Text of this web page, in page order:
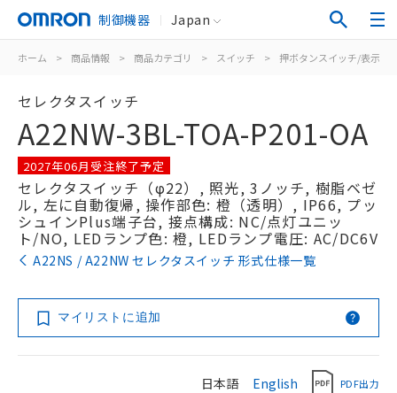
制御機器 Japan
ホーム > 商品情報 > 商品カテゴリ > スイッチ > 押ボタンスイッチ/表示灯
セレクタスイッチ
A22NW-3BL-TOA-P201-OA
2027年06月受注終了予定
セレクタスイッチ（φ22）, 照光, 3ノッチ, 樹脂ベゼ
ル, 左に自動復帰, 操作部色: 橙（透明）, IP66, プッ
シュインPlus端子台, 接点構成: NC/点灯ユニッ
ト/NO, LEDランプ色: 橙, LEDランプ電圧: AC/DC6V
A22NS / A22NW セレクタスイッチ 形式仕様一覧
マイリストに追加
日本語 English PDF出力